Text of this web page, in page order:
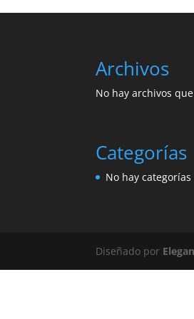
Archivos
No hay archivos
Categorías
No hay categorías
Diseñado por